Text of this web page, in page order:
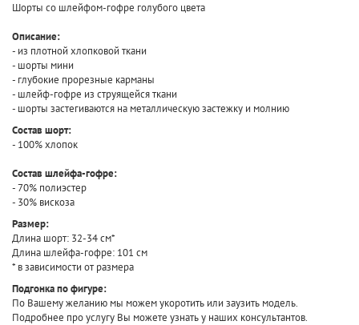
Шорты со шлейфом-гофре голубого цвета
Описание:
- из плотной хлопковой ткани
- шорты мини
- глубокие прорезные карманы
- шлейф-гофре из струящейся ткани
- шорты застегиваются на металлическую застежку и молнию
Состав шорт:
- 100% хлопок
Состав шлейфа-гофре:
- 70% полиэстер
- 30% вискоза
Размер:
Длина шорт: 32-34 см*
Длина шлейфа-гофре: 101 см
* в зависимости от размера
Подгонка по фигуре:
По Вашему желанию мы можем укоротить или заузить модель.
Подробнее про услугу Вы можете узнать у наших консультантов.